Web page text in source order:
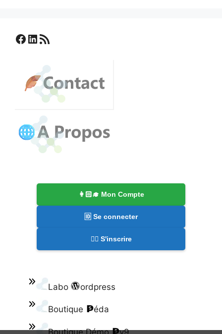
Facebook
LinkedIn
Flux RSS
👩🏻‍🎓 Mon Compte
🆔 Se connecter
✍🏻 S'inscrire
Labo ordpress
Boutique éda
Boutique Démo v9